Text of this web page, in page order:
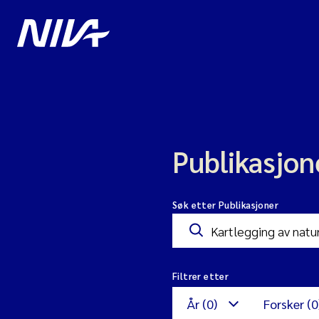
Søk etter Publikasjoner
Filtrer etter
År (0) Forsker